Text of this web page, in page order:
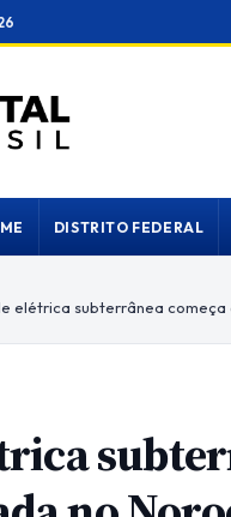
DISTRITO FEDERAL
elétrica subterrânea